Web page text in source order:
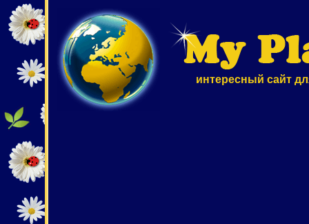
интересный сайт